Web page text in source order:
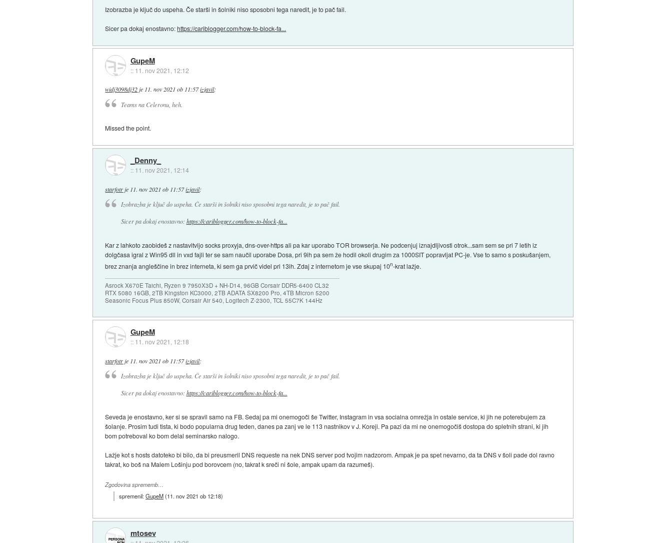
Izobrazba je ključ do uspeha. Če starši in šolniki niso sposobni tega naredit, je to pač fail.
Sicer pa dokaj enostavno:https://cariblogger.com/how-to-block-fa...
GupeM
:: 11. nov 2021, 12:12
widj3098dj32je 11. nov 2021 ob 11:57izjavil:
Teams na Celeronu, heh.
Missed the point.
_Denny_
:: 11. nov 2021, 12:14
starfotr je 11. nov 2021 ob 11:57izjavil:
Izobrazba je ključ do uspeha. Če starši in šolniki niso sposobni tega naredit, je to pač fail.
Sicer pa dokaj enostavno: https://cariblogger.com/how-to-block-fa...
Kar z lahkoto zaobideš z nastavitvijo socks proxyja, dns-over-https ali pa kar uporabo TOR browserja. Ne podcenjuj iznajdljivosti otrok...sam sem se pri 7 letih iz
dolgčasa igral z Win95 dll in vxd fajli ter se sam naučil uporabe Dosa, pri 9ih pa sem že hodil okoli drugim za 1000SIT popravljat PC-je. Vse to samo s poskušanjem,
brez znanja angleščine in brez interneta, ki sem ga prvič videl pri 13ih. Zdaj z internetom je vse skupaj 10n-krat lažje.
Asrock X670E Taichi, Ryzen 9 7950X3D + NH-D14, 96GB Corsair DDR5-6400 CL32
RTX 5080 16GB, 2TB Kingston KC3000, 2TB ADATA SX8200 Pro, 4TB Micron 5200
Seasonic Focus Plus 850W, Corsair Air 540, Logitech Z-2300, TCL 55C7K 144Hz
GupeM
:: 11. nov 2021, 12:18
starfotr je 11. nov 2021 ob 11:57izjavil:
Izobrazba je ključ do uspeha. Če starši in šolniki niso sposobni tega naredit, je to pač fail.
Sicer pa dokaj enostavno: https://cariblogger.com/how-to-block-fa...
Seveda je enostavno, ker si se spravil samo na FB. Sedaj pa mi onemogoči še Twitter, Instagram in vsa socialna omrežja in ostale service, ki jih ne poterebujem za
šolanje. Prosim tudi tista, ki bodo popularna drug teden, danes pa zanj ve le 113 nastnikov v J. Koreji. Pa pazi da mi ne onemogočiš dostopa do spletnih strani, ki jih
bom potreboval ko bom delal seminarsko nalogo.
Lažje kot s hosts datoteko bi bilo, da bi preusmeril DNS requeste na nek DNS server pod tvojim nadzorom. Ampak je pa spet nevarno, da ta DNS v šoli pade dol ravno
takrat, ko boš na Malem Lošinju pod borovcem (no, takrat k sreči ni šole, ampak upam da razumeš).
Zgodovina sprememb…
spremenil:GupeM(11. nov 2021 ob 12:18)
mtosev